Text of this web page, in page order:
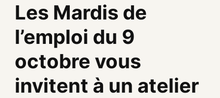
Les Mardis de
l’emploi du 9
octobre vous
invitent à un atelier